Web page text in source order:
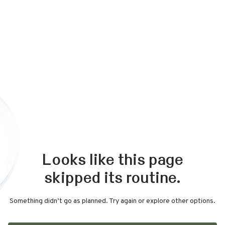
Looks like this page
skipped its routine.
Something didn’t go as planned. Try again or explore other options.